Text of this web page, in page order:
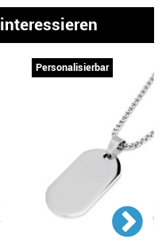
Personalisierbar